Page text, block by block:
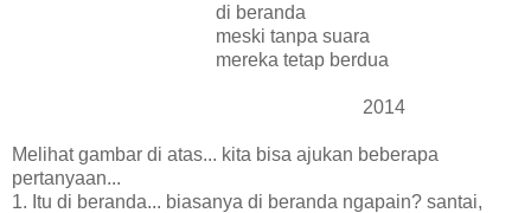
di beranda
meski tanpa suara
mereka tetap berdua
2014
Melihat gambar di atas... kita bisa ajukan beberapa
pertanyaan...
1. Itu di beranda... biasanya di beranda ngapain? santai,